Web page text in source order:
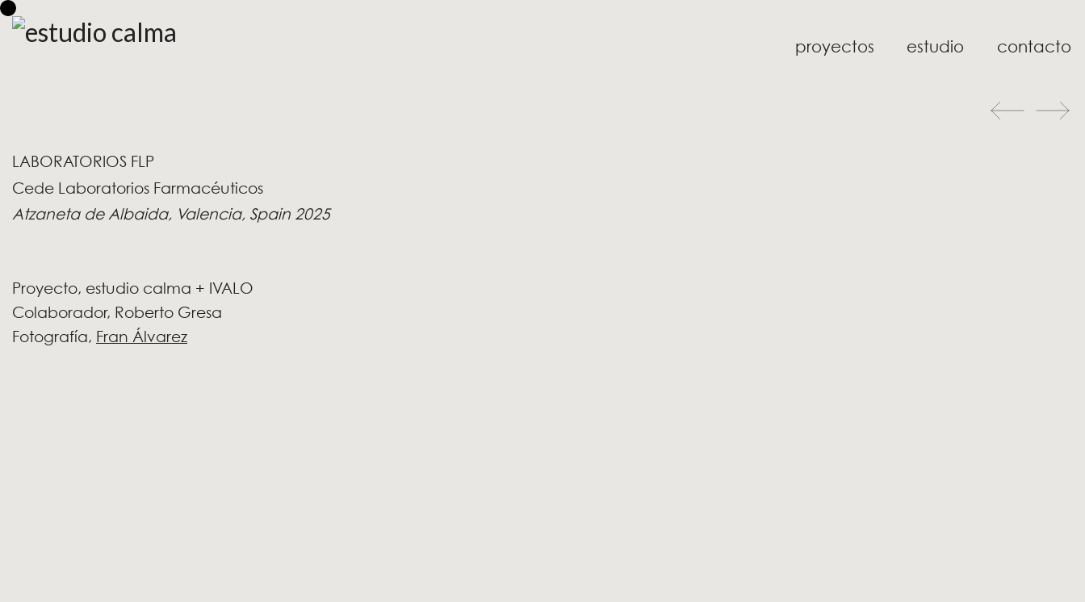
proyectos estudio contacto
LABORATORIOS FLP
Cede Laboratorios Farmacéuticos
Atzaneta de Albaida, Valencia, Spain 2025
Proyecto, estudio calma + IVALO
Colaborador, Roberto Gresa
Fotografía, Fran Álvarez